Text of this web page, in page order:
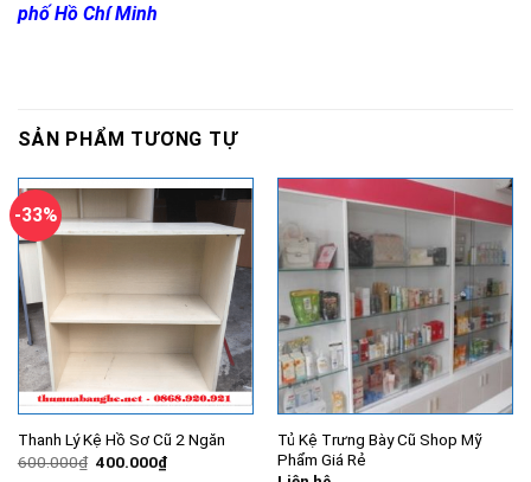
phố Hồ Chí Minh
SẢN PHẨM TƯƠNG TỰ
-33%
Thanh Lý Kệ Hồ Sơ Cũ 2 Ngăn
600.000₫ Giá
400.000₫Giá
hiện
Tủ Kệ Trưng Bày Cũ Shop Mỹ
Phẩm Giá Rẻ